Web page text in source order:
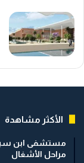
الأكثر مشاهدة
مراحل الأشغال